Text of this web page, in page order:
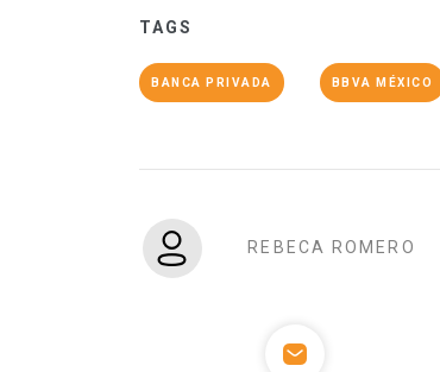
TAGS
BANCA PRIVADA BBVA MÉXICO
REBECA ROMERO